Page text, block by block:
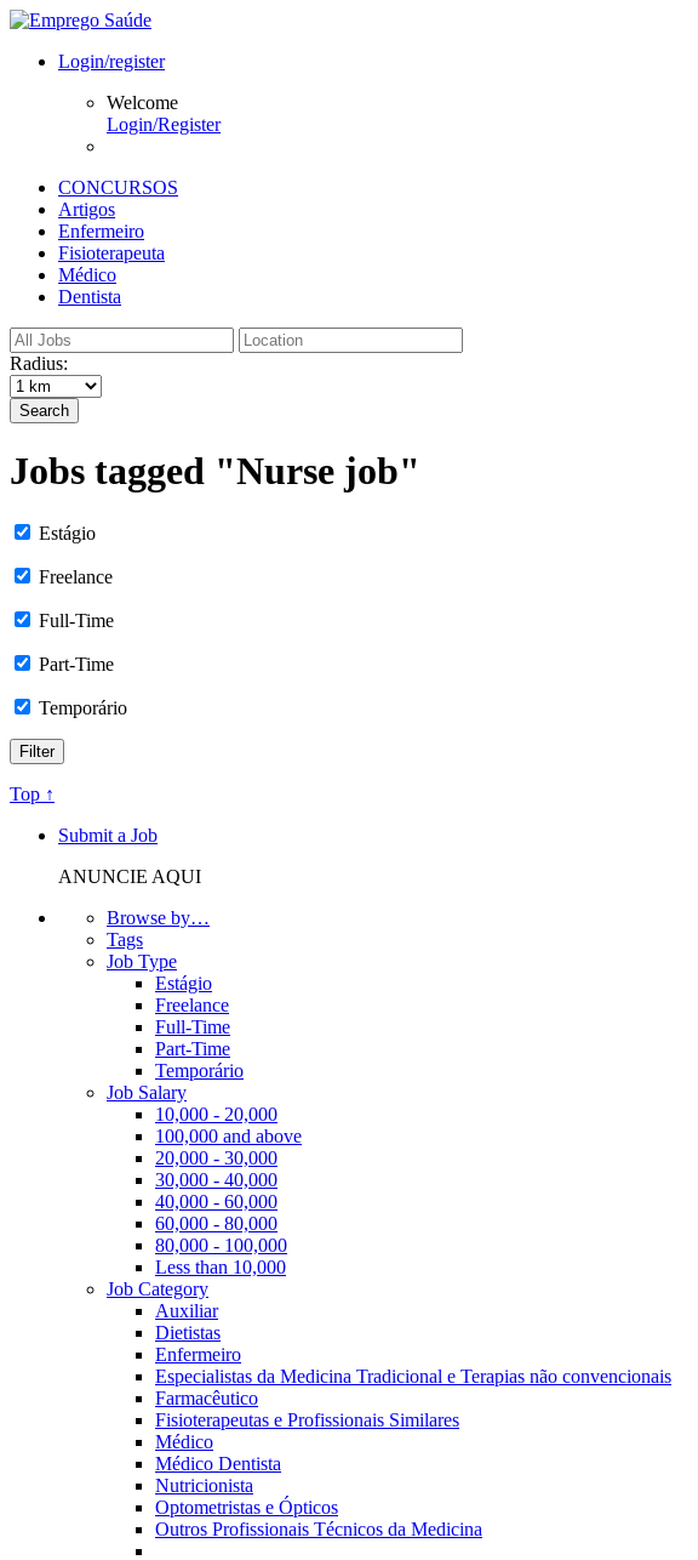
Login/register
Welcome
Login/Register
CONCURSOS
Artigos
Enfermeiro
Fisioterapeuta
Médico
Dentista
Radius:
Search
Jobs tagged "Nurse job"
Estágio
Freelance
Full-Time
Part-Time
Temporário
Top ↑
Submit a Job
ANUNCIE AQUI
Browse by…
Tags
Job Type
Estágio
Freelance
Full-Time
Part-Time
Temporário
Job Salary
10,000 - 20,000
100,000 and above
20,000 - 30,000
30,000 - 40,000
40,000 - 60,000
60,000 - 80,000
80,000 - 100,000
Less than 10,000
Job Category
Auxiliar
Dietistas
Enfermeiro
Especialistas da Medicina Tradicional e Terapias não convencionais
Farmacêutico
Fisioterapeutas e Profissionais Similares
Médico
Médico Dentista
Nutricionista
Optometristas e Ópticos
Outros Profissionais Técnicos da Medicina